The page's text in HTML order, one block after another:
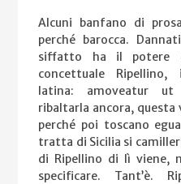
Alcuni banfano di
perché barocca.
siffatto ha il potere
concettuale
latina: amoveatur
ribaltarla ancora,
perché poi toscano
tratta di Sicilia si
di Ripellino di lì viene,
specificare. Tant’è.